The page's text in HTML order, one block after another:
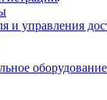
и управления
оборудование